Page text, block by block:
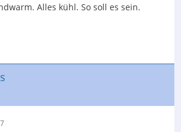
Alles kühl. So soll es sein.